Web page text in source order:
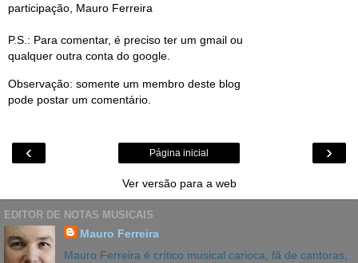
participação, Mauro Ferreira
P.S.: Para comentar, é preciso ter um gmail ou
qualquer outra conta do google.
Observação: somente um membro deste blog
pode postar um comentário.
‹ ›
Página inicial
Ver versão para a web
EDITOR DE NOTAS MUSICAIS
Mauro Ferreira
Mauro Ferreira é crítico musical carioca, fã de cantoras,